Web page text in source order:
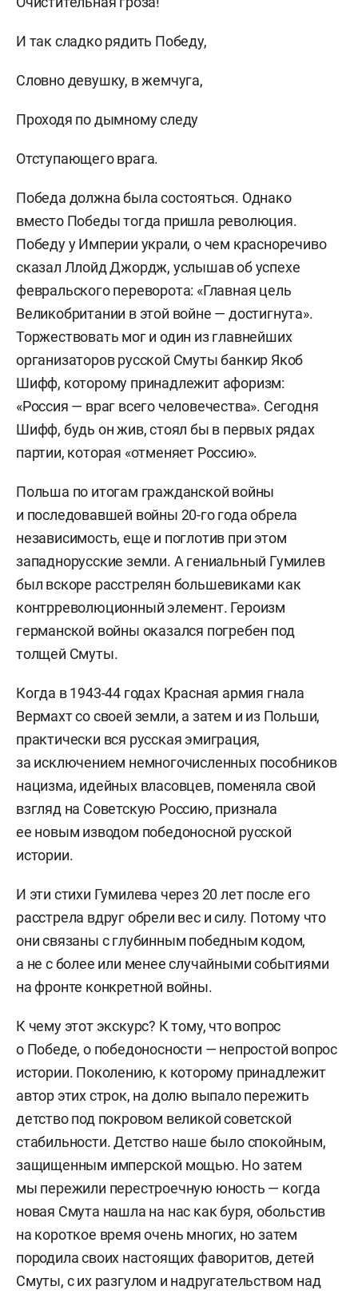
И так сладко рядить Победу,
Словно девушку, в жемчуга,
Проходя по дымному следу
Отступающего врага.
Победа должна была состояться. Однако
вместо Победы тогда пришла революция.
Победу у Империи украли, о чем красноречиво
сказал Ллойд Джордж, услышав об успехе
февральского переворота: «Главная цель
Великобритании в этой войне — достигнута».
Торжествовать мог и один из главнейших
организаторов русской Смуты банкир Якоб
Шифф, которому принадлежит афоризм:
«Россия — враг всего человечества». Сегодня
Шифф, будь он жив, стоял бы в первых рядах
партии, которая «отменяет Россию».
Польша по итогам гражданской войны
и последовавшей войны 20-го года обрела
независимость, еще и поглотив при этом
западнорусские земли. А гениальный Гумилев
был вскоре расстрелян большевиками как
контрреволюционный элемент. Героизм
германской войны оказался погребен под
толщей Смуты.
Когда в 1943-44 годах Красная армия гнала
Вермахт со своей земли, а затем и из Польши,
практически вся русская эмиграция,
за исключением немногочисленных пособников
нацизма, идейных власовцев, поменяла свой
взгляд на Советскую Россию, признала
ее новым изводом победоносной русской
истории.
И эти стихи Гумилева через 20 лет после его
расстрела вдруг обрели вес и силу. Потому что
они связаны с глубинным победным кодом,
а не с более или менее случайными событиями
на фронте конкретной войны.
К чему этот экскурс? К тому, что вопрос
о Победе, о победоносности — непростой вопрос
истории. Поколению, к которому принадлежит
автор этих строк, на долю выпало пережить
детство под покровом великой советской
стабильности. Детство наше было спокойным,
защищенным имперской мощью. Но затем
мы пережили перестроечную юность — когда
новая Смута нашла на нас как буря, обольстив
на короткое время очень многих, но затем
породила своих настоящих фаворитов, детей
Смуты, с их разгулом и надругательством над